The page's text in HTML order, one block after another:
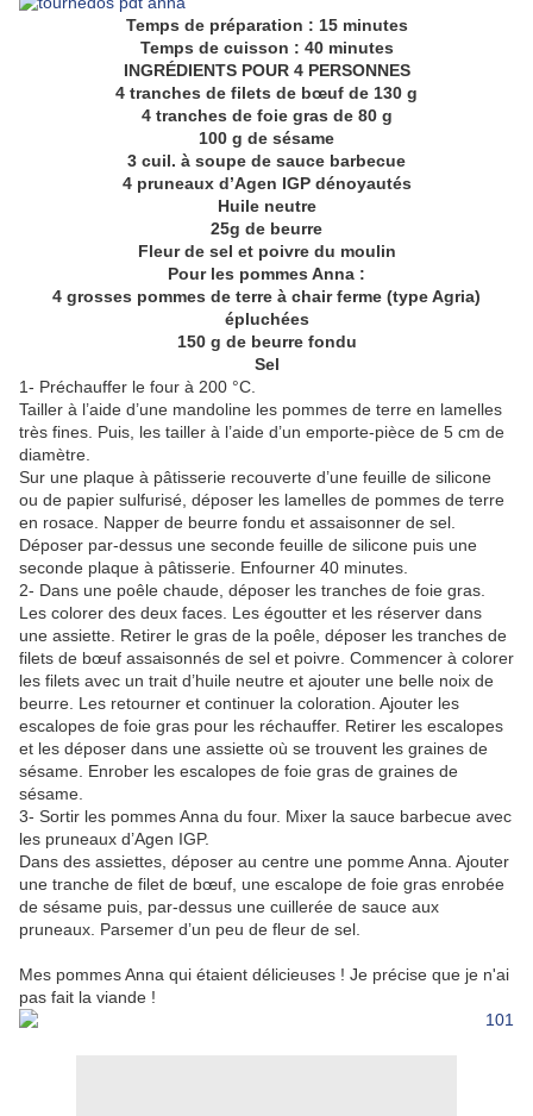
Temps de préparation : 15 minutes
Temps de cuisson : 40 minutes
INGRÉDIENTS POUR 4 PERSONNES
4 tranches de filets de bœuf de 130 g
4 tranches de foie gras de 80 g
100 g de sésame
3 cuil. à soupe de sauce barbecue
4 pruneaux d’Agen IGP dénoyautés
Huile neutre
25g de beurre
Fleur de sel et poivre du moulin
Pour les pommes Anna :
4 grosses pommes de terre à chair ferme (type Agria)
épluchées
150 g de beurre fondu
Sel
1- Préchauffer le four à 200 °C.
Tailler à l’aide d’une mandoline les pommes de terre en lamelles
très fines. Puis, les tailler à l’aide d’un emporte-pièce de 5 cm de
diamètre.
Sur une plaque à pâtisserie recouverte d’une feuille de silicone
ou de papier sulfurisé, déposer les lamelles de pommes de terre
en rosace. Napper de beurre fondu et assaisonner de sel.
Déposer par-dessus une seconde feuille de silicone puis une
seconde plaque à pâtisserie. Enfourner 40 minutes.
2- Dans une poêle chaude, déposer les tranches de foie gras.
Les colorer des deux faces. Les égoutter et les réserver dans
une assiette. Retirer le gras de la poêle, déposer les tranches de
filets de bœuf assaisonnés de sel et poivre. Commencer à colorer
les filets avec un trait d’huile neutre et ajouter une belle noix de
beurre. Les retourner et continuer la coloration. Ajouter les
escalopes de foie gras pour les réchauffer. Retirer les escalopes
et les déposer dans une assiette où se trouvent les graines de
sésame. Enrober les escalopes de foie gras de graines de
sésame.
3- Sortir les pommes Anna du four. Mixer la sauce barbecue avec
les pruneaux d’Agen IGP.
Dans des assiettes, déposer au centre une pomme Anna. Ajouter
une tranche de filet de bœuf, une escalope de foie gras enrobée
de sésame puis, par-dessus une cuillerée de sauce aux
pruneaux. Parsemer d’un peu de fleur de sel.
Mes pommes Anna qui étaient délicieuses ! Je précise que je n'ai
pas fait la viande !